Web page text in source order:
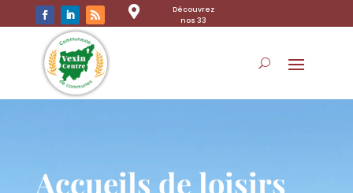

Découvrez
nos 33
Accueils de loisirs